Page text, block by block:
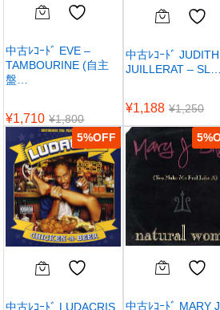
中古ﾚｺｰﾄﾞ EVE –
TAMBOURINE (自主
盤…
¥1,710 ¥1,800
中古ﾚｺｰﾄﾞ JUDITH
JUILLERAT – SL…
¥1,188 ¥1,250
5%
中古ﾚｺｰﾄﾞ LUDACRIS
5%
中古ﾚｺｰﾄﾞ MARY J